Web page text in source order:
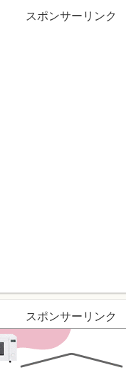
スポンサーリンク
スポンサーリンク